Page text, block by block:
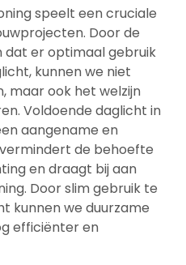
speelt een cruciale
Door de
dat er optimaal gebruik
kunnen we niet
maar ook het welzijn
Voldoende daglicht in
aangename en
de behoefte
en draagt bij aan
Door slim gebruik te
kunnen we duurzame
efficiënter en